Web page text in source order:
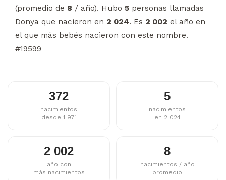
(promedio de 8 / año). Hubo 5 personas llamadas
Donya que nacieron en 2 024. Es 2 002 el año en
el que más bebés nacieron con este nombre.
#19599
372
nacimientos
desde 1 971
5
nacimientos
en 2 024
2 002
año con
más nacimientos
8
nacimientos / año
promedio